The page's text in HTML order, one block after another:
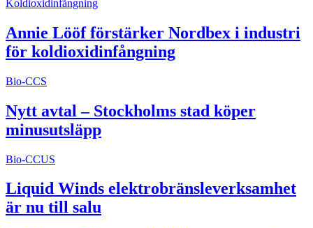
Koldioxidinfångning
Annie Lööf förstärker Nordbex i industri
för koldioxidinfångning
Bio-CCS
Nytt avtal – Stockholms stad köper
minusutsläpp
Bio-CCUS
Liquid Winds elektrobränsleverksamhet
är nu till salu